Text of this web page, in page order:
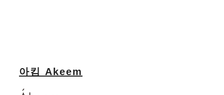
아킴 Akeem